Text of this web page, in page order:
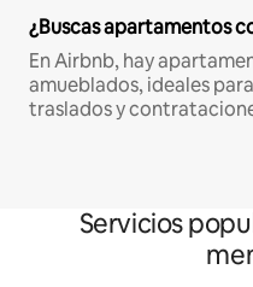
¿Buscas apartamentos
En Airbnb, hay
amueblados, ideales
traslados y
Servicios